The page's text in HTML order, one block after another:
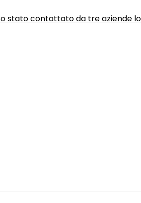
stato contattato da tre aziende